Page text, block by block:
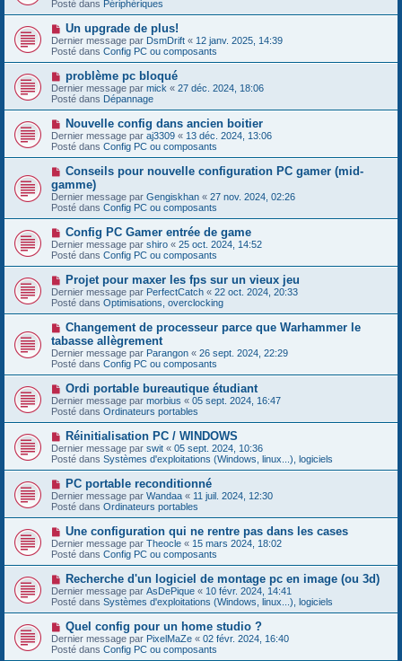
g
e
m
e
s
s
a
g
v
e
a
u
m
e
s
s
a
g
e
Posté dans Périphériques
N
o
u
v
u
m
e
s
a
g
e
Un upgrade de plus!
Dernier message par DsmDrift « 12 janv. 2025, 14:39
Posté dans Config PC ou composants
N
o
u
v
e
a
u
m
e
s
s
a
g
e
problème pc bloqué
Dernier message par mick « 27 déc. 2024, 18:06
Posté dans Dépannage
N
o
u
v
a
u
m
e
s
s
g
e
Nouvelle config dans ancien boitier
Dernier message par aj3309 « 13 déc. 2024, 13:06
Posté dans Config PC ou composants
N
u
v
e
a
u
m
e
s
s
a
g
e
Conseils pour nouvelle configuration PC gamer (mid-
gamme)
Dernier message par Gengiskhan « 27 nov. 2024, 02:26
Posté dans Config PC ou composants
N
o
u
v
e
a
u
m
e
s
s
a
g
e
Config PC Gamer entrée de game
Dernier message par shiro « 25 oct. 2024, 14:52
Posté dans Config PC ou composants
N
o
u
v
a
u
m
e
s
s
g
e
Projet pour maxer les fps sur un vieux jeu
Dernier message par PerfectCatch « 22 oct. 2024, 20:33
Posté dans Optimisations, overclocking
N
o
u
v
e
a
u
m
e
s
s
a
g
e
Changement de processeur parce que Warhammer le
tabasse allègrement
Dernier message par Parangon « 26 sept. 2024, 22:29
Posté dans Config PC ou composants
N
o
u
v
e
a
u
m
e
s
a
g
e
Ordi portable bureautique étudiant
Dernier message par morbius « 05 sept. 2024, 16:47
Posté dans Ordinateurs portables
N
o
u
v
e
a
u
m
e
s
s
a
g
e
Réinitialisation PC / WINDOWS
Dernier message par swit « 05 sept. 2024, 10:36
Posté dans Systèmes d'exploitations (Windows, linux...), logiciels
N
o
u
v
e
a
u
m
e
s
a
g
e
PC portable reconditionné
Dernier message par Wandaa « 11 juil. 2024, 12:30
Posté dans Ordinateurs portables
N
o
u
v
e
a
u
m
e
s
s
a
g
Une configuration qui ne rentre pas dans les cases
Dernier message par Theocle « 15 mars 2024, 18:02
Posté dans Config PC ou composants
N
o
u
v
a
u
m
Recherche d'un logiciel de montage pc en image (ou 3d)
Dernier message par AsDePique « 10 févr. 2024, 14:41
Posté dans Systèmes d'exploitations (Windows, linux...), logiciels
N
o
u
v
Quel config pour un home studio ?
Dernier message par PixelMaZe « 02 févr. 2024, 16:40
Posté dans Config PC ou composants